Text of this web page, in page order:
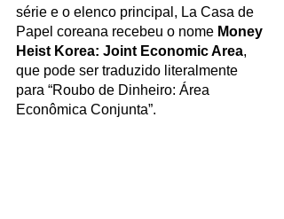
série e o elenco principal, La Casa de
Papel coreana recebeu o nome Money
Heist Korea: Joint Economic Area,
que pode ser traduzido literalmente
para “Roubo de Dinheiro: Área
Econômica Conjunta”.